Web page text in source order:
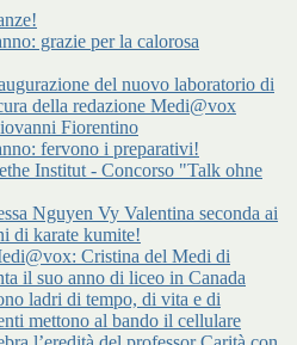
grazie per la calorosa
del nuovo laboratorio di
della redazione Medi@vox
Fiorentino
fervono i preparativi!
Institut - Concorso "Talk ohne
Nguyen Vy Valentina seconda ai
di karate kumite!
Cristina del Medi di
il suo anno di liceo in Canada
ladri di tempo, di vita e di
mettono al bando il cellulare